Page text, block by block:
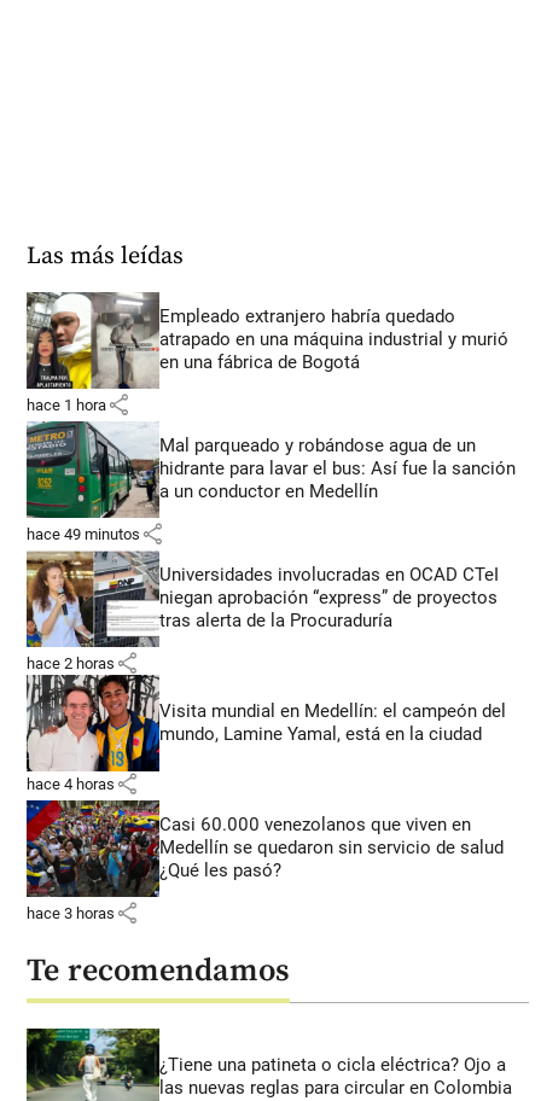
Las más leídas
Empleado extranjero habría quedado
atrapado en una máquina industrial y murió
en una fábrica de Bogotá
hace 1 hora share
Mal parqueado y robándose agua de un
hidrante para lavar el bus: Así fue la sanción
a un conductor en Medellín
hace 49 minutos share
Universidades involucradas en OCAD CTeI
niegan aprobación “express” de proyectos
tras alerta de la Procuraduría
hace 2 horas share
Visita mundial en Medellín: el campeón del
mundo, Lamine Yamal, está en la ciudad
hace 4 horas share
Casi 60.000 venezolanos que viven en
Medellín se quedaron sin servicio de salud
¿Qué les pasó?
hace 3 horas share
Te recomendamos
¿Tiene una patineta o cicla eléctrica? Ojo a
las nuevas reglas para circular en Colombia